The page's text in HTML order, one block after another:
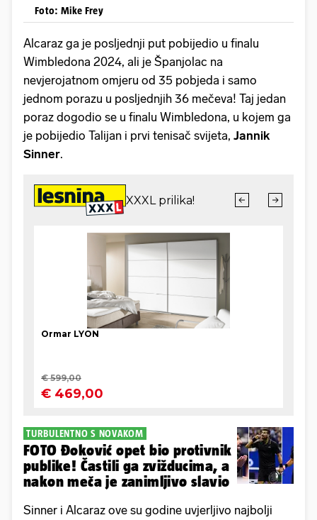
Foto: Mike Frey
Alcaraz ga je posljednji put pobijedio u finalu
Wimbledona 2024, ali je Španjolac na
nevjerojatnom omjeru od 35 pobjeda i samo
jednom porazu u posljednjih 36 mečeva! Taj jedan
poraz dogodio se u finalu Wimbledona, u kojem ga
je pobijedio Talijan i prvi tenisač svijeta, Jannik
Sinner.
TURBULENTNO S NOVAKOM
FOTO Đoković opet bio protivnik
publike! Častili ga zvižducima, a
nakon meča je zanimljivo slavio
Sinner i Alcaraz ove su godine uvjerljivo najbolji